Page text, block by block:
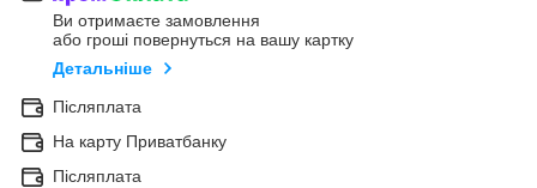
Ви отримаєте замовлення
або гроші повернуться на вашу картку
Детальніше
Післяплата
На карту Приватбанку
Післяплата